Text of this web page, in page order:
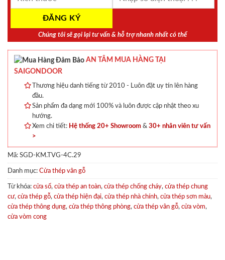
Chúng tôi sẽ gọi lại tư vấn & hỗ trợ nhanh nhất có thể
AN TÂM MUA HÀNG TẠI
SAIGONDOOR
Thương hiệu danh tiếng từ 2010 - Luôn đặt uy tín lên hàng
đầu.
Sản phẩm đa dạng mới 100% và luôn được cập nhật theo xu
hướng.
Xem chi tiết: Hệ thống 20+ Showroom & 30+ nhân viên tư vấn
>
Mã: SGD-KM.TVG-4C.29
Danh mục: Cửa thép vân gỗ
Từ khóa: cửa sổ, cửa thép an toàn, cửa thép chống cháy, cửa thép chung
cư, cửa thép gỗ, cửa thép hiện đại, cửa thép nhà chính, cửa thép sơn màu,
cửa thép thông dụng, cửa thép thông phòng, cửa thép vân gỗ, cửa vòm,
cửa vòm cong